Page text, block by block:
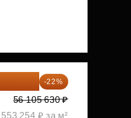
-22%
56 105 630 ₽
553 254 ₽ за м²